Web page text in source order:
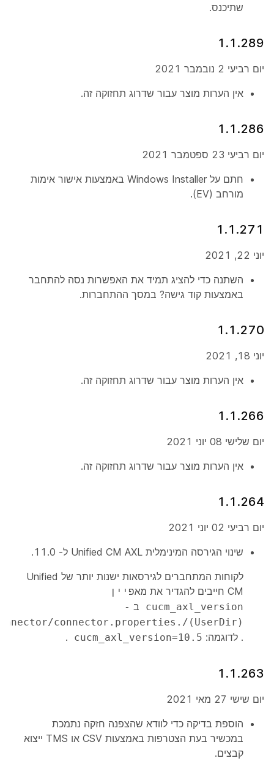
שתיכנס.
1.1.289
יום רביעי 2 נובמבר 2021
אין הערות מוצר עבור שדרוג תחזוקה זה.
1.1.286
יום רביעי 23 ספטמבר 2021
חתם על Windows Installer באמצעות אישור אימות
מורחב (EV).
1.1.271
יוני 22, 2021
השתנה כדי להציג תמיד את האפשרות נסה להתחבר
באמצעות קוד גישה? במסך ההתחברות.
1.1.270
יוני 18, 2021
אין הערות מוצר עבור שדרוג תחזוקה זה.
1.1.266
יום שלישי 08 יוני 2021
אין הערות מוצר עבור שדרוג תחזוקה זה.
1.1.264
יום רביעי 02 יוני 2021
שינוי הגירסה המינימלית Unified CM AXL ל- 11.0.
לקוחות המתחברים לגירסאות ישנות יותר של Unified
CM חייבים להגדיר את
מאפיין
cucm_axl_version
ב -
(UserDir)/.webexdeviceconnector/connector.properties
. לדוגמה: cucm_axl_version=10.5
.
1.1.263
יום שישי 27 מאי 2021
הוספת בדיקה כדי לוודא שהצפנה חזקה נתמכת
במכשיר בעת הצטרפות באמצעות CSV או TMS ייצוא
קבצים.